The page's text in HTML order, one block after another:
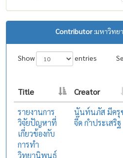
Contributor :มหาวิทย
Show entries
Title Creator
รายงานการ
วิจัยปัญหาที่
เกี่ยวข้องกับ
การทำ
วิทยานิพนธ์
นันท์นภัส มีครุ
จี๊ด กำประเสริฐ